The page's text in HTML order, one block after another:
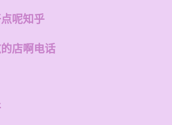
呢知乎
店啊电话